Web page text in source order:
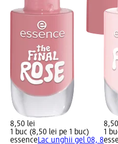
8,50 lei
1 buc (8,50 lei pe 1 buc)
essenceLac unghii gel 08, 8
1